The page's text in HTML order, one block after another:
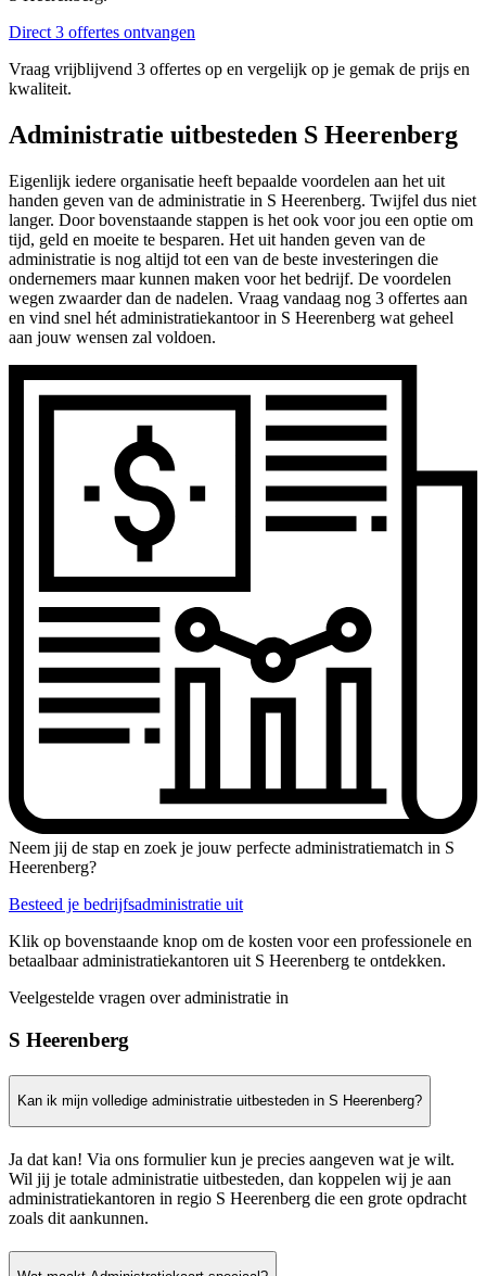
Direct 3 offertes ontvangen
Vraag vrijblijvend 3 offertes op en vergelijk op je gemak de prijs en
kwaliteit.
Administratie uitbesteden S Heerenberg
Eigenlijk iedere organisatie heeft bepaalde voordelen aan het uit
handen geven van de administratie in S Heerenberg. Twijfel dus niet
langer. Door bovenstaande stappen is het ook voor jou een optie om
tijd, geld en moeite te besparen. Het uit handen geven van de
administratie is nog altijd tot een van de beste investeringen die
ondernemers maar kunnen maken voor het bedrijf. De voordelen
wegen zwaarder dan de nadelen. Vraag vandaag nog 3 offertes aan
en vind snel hét administratiekantoor in S Heerenberg wat geheel
aan jouw wensen zal voldoen.
Neem jij de stap en zoek je jouw perfecte administratiematch in S
Heerenberg?
Besteed je bedrijfsadministratie uit
Klik op bovenstaande knop om de kosten voor een professionele en
betaalbaar administratiekantoren uit S Heerenberg te ontdekken.
Veelgestelde vragen over administratie in
S Heerenberg
Kan ik mijn volledige administratie uitbesteden in S Heerenberg?
Ja dat kan! Via ons formulier kun je precies aangeven wat je wilt.
Wil jij je totale administratie uitbesteden, dan koppelen wij je aan
administratiekantoren in regio S Heerenberg die een grote opdracht
zoals dit aankunnen.